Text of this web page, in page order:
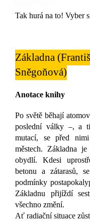
Tak hurá na to! Vyber
Základna
Sněgoňová)
Anotace knihy
Po světě běhají
poslední války –, a
mutací, se před
městech. Základna
obydlí. Kdesi
betonu a zátarasů,
podmínky
Základnu přijíždí
všechno změní.
Ať radiační situace